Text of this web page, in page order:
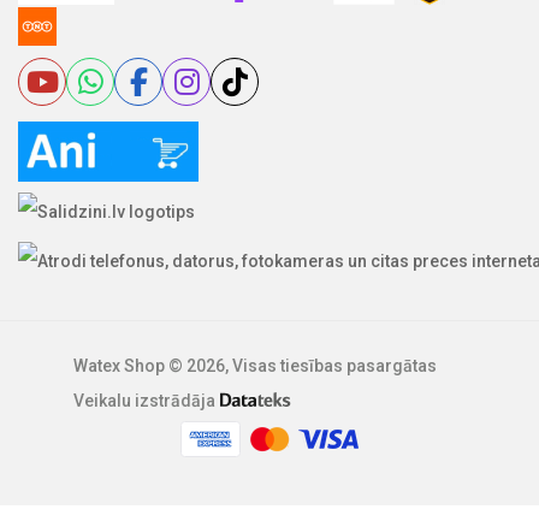
Watex Shop © 2026, Visas tiesības pasargātas
Veikalu izstrādāja